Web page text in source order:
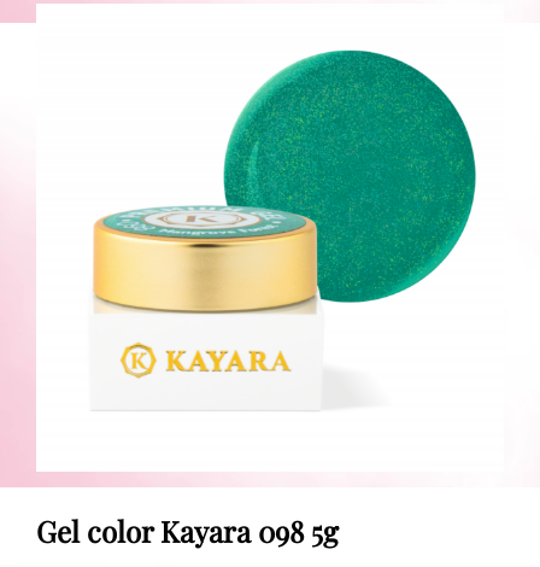
Gel color Kayara 098 5g